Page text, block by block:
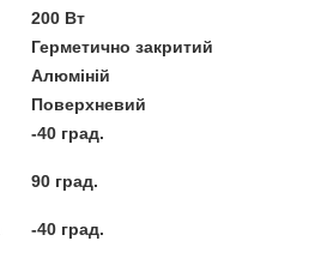
200 Вт
Герметично закритий
Алюміній
Поверхневий
-40 град.
90 град.
-40 град.